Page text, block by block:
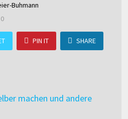
Buhmann
0
PIN IT SHARE